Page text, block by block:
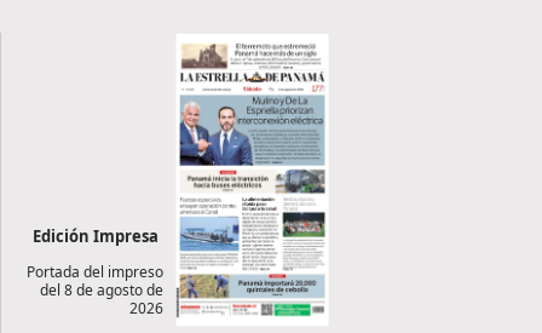
Edición Impresa
Portada del impreso
del 8 de agosto de
2026